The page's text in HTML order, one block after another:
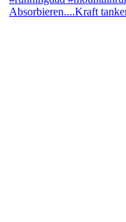
Absorbieren....Kraft